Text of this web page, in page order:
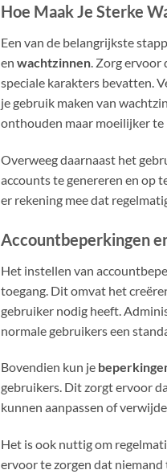
Hoe Maak Je Sterke
Een van de belangrijkste
en wachtzinnen. Zorg ervoor
speciale karakters bevatten.
je gebruik maken van
onthouden maar moeilijker te
Overweeg daarnaast het
accounts te genereren en op
er rekening mee dat
Accountbeperkingen
Het instellen van
toegang. Dit omvat het
gebruiker nodig heeft.
normale gebruikers een
Bovendien kun je
gebruikers. Dit zorgt ervoor
kunnen aanpassen of
Het is ook nuttig om
ervoor te zorgen dat niemand